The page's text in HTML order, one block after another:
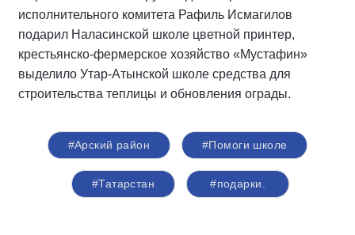
исполнительного комитета Рафиль Исмагилов
подарил Наласинской школе цветной принтер,
крестьянско-фермерское хозяйство «Мустафин»
выделило Утар-Атынской школе средства для
строительства теплицы и обновления ограды.
#Арский район #Помоги школе
#Татарстан #подарки.